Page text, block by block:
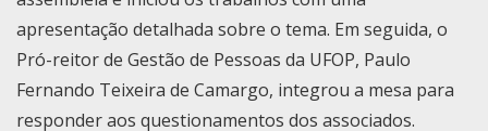
apresentação detalhada sobre o tema. Em seguida, o
Pró-reitor de Gestão de Pessoas da UFOP, Paulo
Fernando Teixeira de Camargo, integrou a mesa para
responder aos questionamentos dos associados.